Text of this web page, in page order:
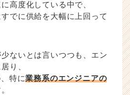
高度化している中で、
でに供給を大幅に上回って
ないとは言いつつも、エン
り、
特に業務系のエンジニアの